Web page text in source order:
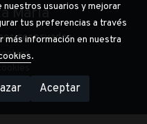
Maria
reservados.
usuarios y mejorar
tus preferencias a través
información en nuestra
.
Aceptar